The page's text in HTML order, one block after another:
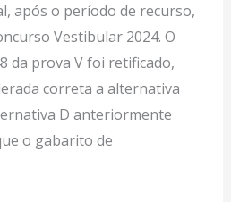
após o período de recurso,
Vestibular 2024. O
da prova V foi retificado,
correta a alternativa
D anteriormente
o gabarito de